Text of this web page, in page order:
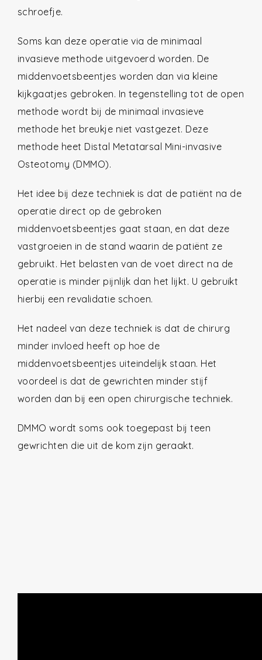
schroefje.
Soms kan deze operatie via de minimaal
invasieve methode uitgevoerd worden. De
middenvoetsbeentjes worden dan via kleine
kijkgaatjes gebroken. In tegenstelling tot de open
methode wordt bij de minimaal invasieve
methode het breukje niet vastgezet. Deze
methode heet Distal Metatarsal Mini-invasive
Osteotomy (DMMO).
Het idee bij deze techniek is dat de patiënt na de
operatie direct op de gebroken
middenvoetsbeentjes gaat staan, en dat deze
vastgroeien in de stand waarin de patiënt ze
gebruikt. Het belasten van de voet direct na de
operatie is minder pijnlijk dan het lijkt. U gebruikt
hierbij een revalidatie schoen.
Het nadeel van deze techniek is dat de chirurg
minder invloed heeft op hoe de
middenvoetsbeentjes uiteindelijk staan. Het
voordeel is dat de gewrichten minder stijf
worden dan bij een open chirurgische techniek.
DMMO wordt soms ook toegepast bij teen
gewrichten die uit de kom zijn geraakt.